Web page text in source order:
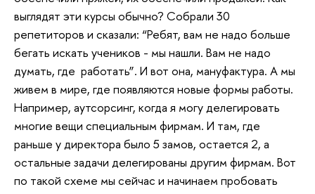
выглядят эти курсы обычно? Собрали 30
репетиторов и сказали: “Ребят, вам не надо больше
бегать искать учеников - мы нашли. Вам не надо
думать, где работать”. И вот она, мануфактура. А мы
живем в мире, где появляются новые формы работы.
Например, аутсорсинг, когда я могу делегировать
многие вещи специальным фирмам. И там, где
раньше у директора было 5 замов, остается 2, а
остальные задачи делегированы другим фирмам. Вот
по такой схеме мы сейчас и начинаем пробовать